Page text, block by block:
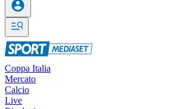
Coppa Italia
Mercato
Calcio
Live